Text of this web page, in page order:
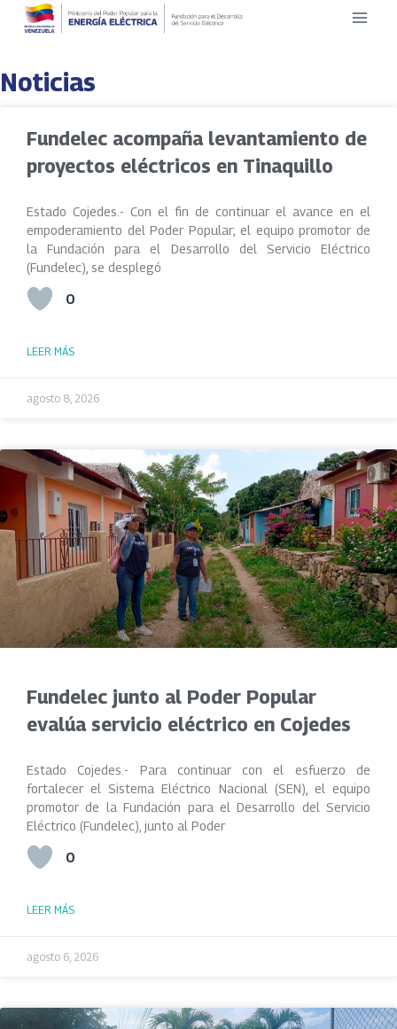
Noticias
Fundelec acompaña levantamiento de
proyectos eléctricos en Tinaquillo
Estado Cojedes.- Con el fin de continuar el avance en el
empoderamiento del Poder Popular; el equipo promotor de
la Fundación para el Desarrollo del Servicio Eléctrico
(Fundelec), se desplegó
0
LEER MÁS
agosto 8, 2026
Fundelec junto al Poder Popular
evalúa servicio eléctrico en Cojedes
Estado Cojedes.- Para continuar con el esfuerzo de
fortalecer el Sistema Eléctrico Nacional (SEN), el equipo
promotor de la Fundación para el Desarrollo del Servicio
Eléctrico (Fundelec), junto al Poder
0
LEER MÁS
agosto 6, 2026